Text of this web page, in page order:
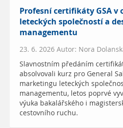
Profesní certifikáty GSA
leteckých společností a
managementu
23. 6. 2026 Autor: Nora
Slavnostním předáním
absolvovali kurz pro General
marketingu leteckých
managementu, letos poprvé
výuka bakalářského i
cestovního ruchu.